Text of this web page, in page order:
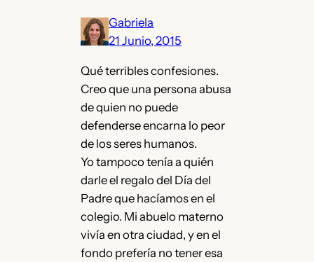
Gabriela
21 Junio, 2015
Qué terribles confesiones.
Creo que una persona abusa
de quien no puede
defenderse encarna lo peor
de los seres humanos.
Yo tampoco tenía a quién
darle el regalo del Día del
Padre que hacíamos en el
colegio. Mi abuelo materno
vivía en otra ciudad, y en el
fondo prefería no tener esa